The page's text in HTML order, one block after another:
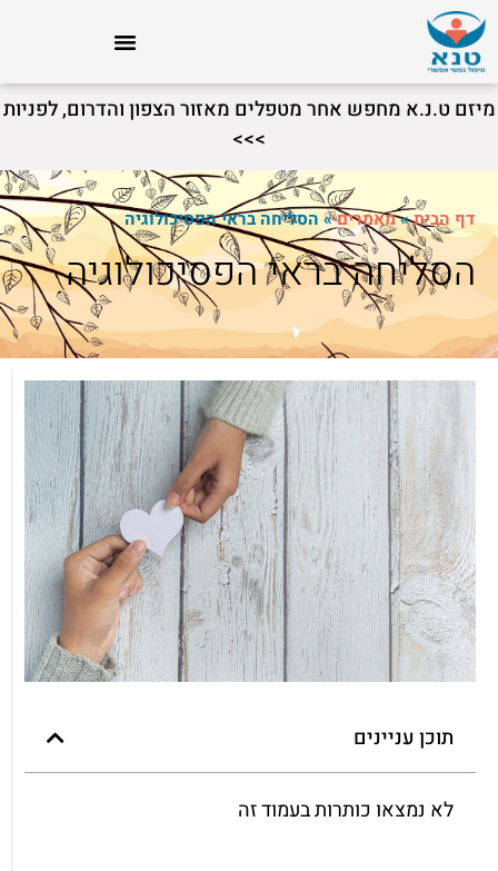
מיזם ט.נ.א מחפש אחר מטפלים מאזור הצפון והדרום, לפניות
>>>
דף הבית»מאמרים» הסליחה בראי הפסיכולוגיה
הסליחה בראי הפסיכולוגיה
תוכן עניינים
לא נמצאו כותרות בעמוד זה